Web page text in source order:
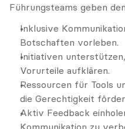
Führungsteams geben
Inklusive
Botschaften vorleben.
Initiativen
Vorurteile aufklären.
Ressourcen für Tools
die Gerechtigkeit
Aktiv Feedback
Kommunikation zu